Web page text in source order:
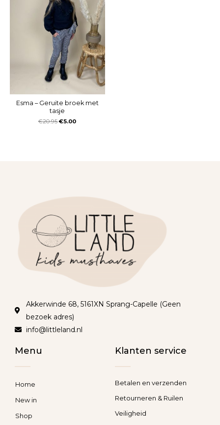
Esma – Geruite broek met
tasje
€20.95 €5.00
Akkerwinde 68, 5161XN Sprang-Capelle (Geen
bezoek adres)
info@littleland.nl
Menu
Home
New in
Shop
Klanten service
Betalen en verzenden
Retourneren & Ruilen
Veiligheid